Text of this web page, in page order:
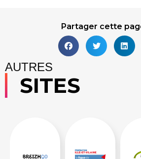
Partager cette
AUTRES
SITES